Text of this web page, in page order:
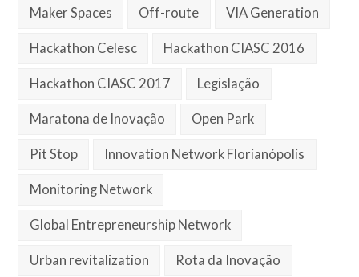
Maker Spaces Off-route VIA Generation
Hackathon Celesc Hackathon CIASC 2016
Hackathon CIASC 2017 Legislação
Maratona de Inovação Open Park
Pit Stop Innovation Network Florianópolis
Monitoring Network
Global Entrepreneurship Network
Urban revitalization Rota da Inovação